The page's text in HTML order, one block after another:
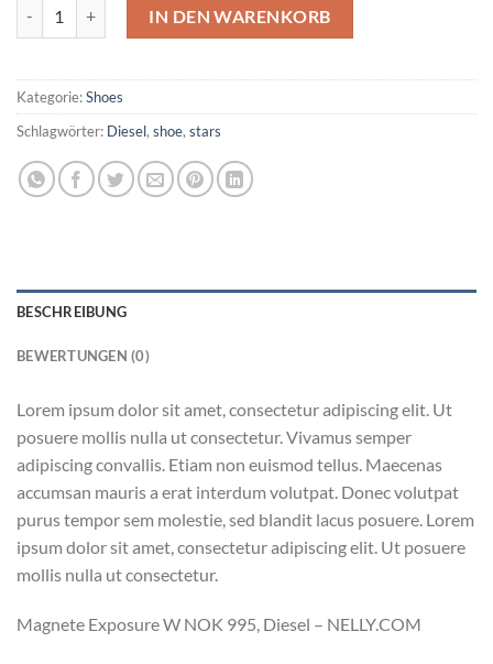
IN DEN WARENKORB
Kategorie:Shoes
Schlagwörter: Diesel, shoe, stars
BESCHREIBUNG
BEWERTUNGEN (0)
Lorem ipsum dolor sit amet, consectetur adipiscing elit. Ut
posuere mollis nulla ut consectetur. Vivamus semper
adipiscing convallis. Etiam non euismod tellus. Maecenas
accumsan mauris a erat interdum volutpat. Donec volutpat
purus tempor sem molestie, sed blandit lacus posuere. Lorem
ipsum dolor sit amet, consectetur adipiscing elit. Ut posuere
mollis nulla ut consectetur.
Magnete Exposure W NOK 995, Diesel – NELLY.COM